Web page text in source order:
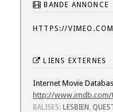
BANDE ANNONCE
HTTPS://
LIENS EXTERNES
Internet Movie
http://www.imdb.com/
BALISES: LESBIEN ,